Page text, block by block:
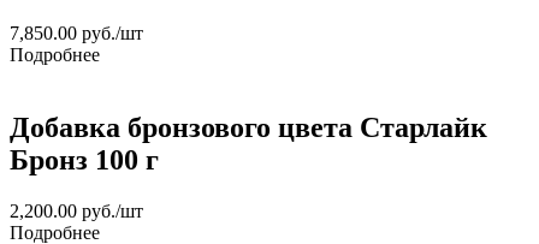
7,850.00 руб./шт
Подробнее
Добавка бронзового цвета Старлайк
Бронз 100 г
2,200.00 руб./шт
Подробнее